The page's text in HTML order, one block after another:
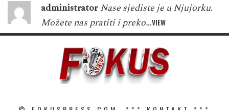
administrator Nase sjediste je u Njujorku.
Možete nas pratiti i preko…VIEW